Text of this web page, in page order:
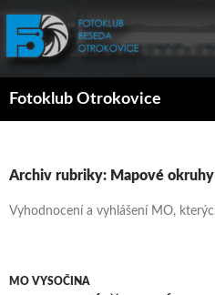
obsahu
webu
Fotoklub Otrokovice
Archiv rubriky: Mapové okruhy
Vyhodnocení a vyhlášení MO,
MO VYSOČINA